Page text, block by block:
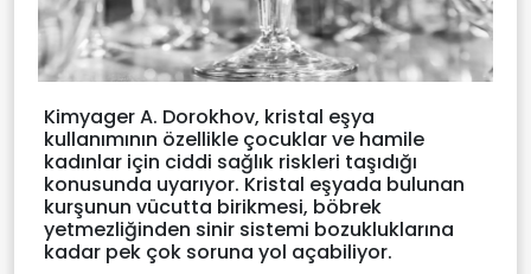
Kimyager A. Dorokhov, kristal eşya
kullanımının özellikle çocuklar ve hamile
kadınlar için ciddi sağlık riskleri taşıdığı
konusunda uyarıyor. Kristal eşyada bulunan
kurşunun vücutta birikmesi, böbrek
yetmezliğinden sinir sistemi bozukluklarına
kadar pek çok soruna yol açabiliyor.